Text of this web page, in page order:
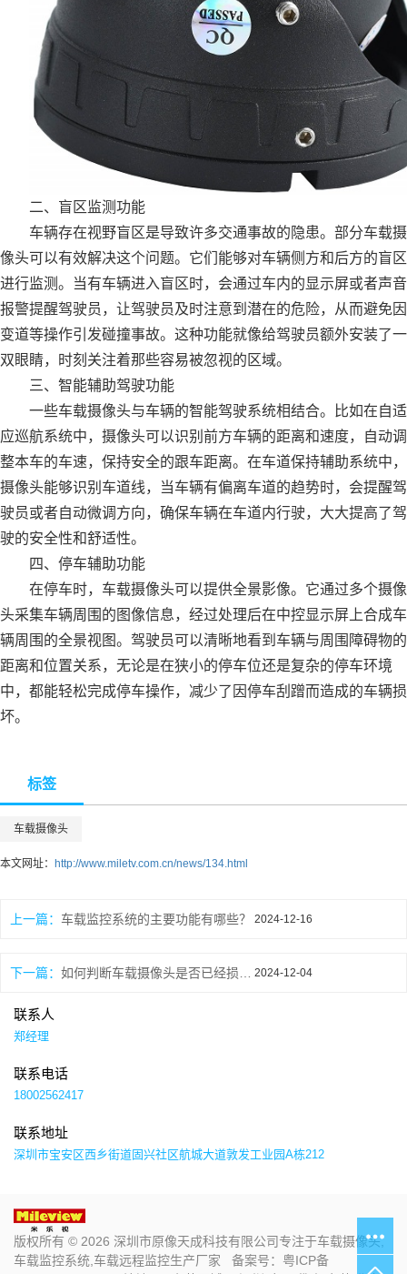
二、盲区监测功能
车辆存在视野盲区是导致许多交通事故的隐患。部分车载摄
像头可以有效解决这个问题。它们能够对车辆侧方和后方的盲区
进行监测。当有车辆进入盲区时，会通过车内的显示屏或者声音
报警提醒驾驶员，让驾驶员及时注意到潜在的危险，从而避免因
变道等操作引发碰撞事故。这种功能就像给驾驶员额外安装了一
双眼睛，时刻关注着那些容易被忽视的区域。
三、智能辅助驾驶功能
一些车载摄像头与车辆的智能驾驶系统相结合。比如在自适
应巡航系统中，摄像头可以识别前方车辆的距离和速度，自动调
整本车的车速，保持安全的跟车距离。在车道保持辅助系统中，
摄像头能够识别车道线，当车辆有偏离车道的趋势时，会提醒驾
驶员或者自动微调方向，确保车辆在车道内行驶，大大提高了驾
驶的安全性和舒适性。
四、停车辅助功能
在停车时，车载摄像头可以提供全景影像。它通过多个摄像
头采集车辆周围的图像信息，经过处理后在中控显示屏上合成车
辆周围的全景视图。驾驶员可以清晰地看到车辆与周围障碍物的
距离和位置关系，无论是在狭小的停车位还是复杂的停车环境
中，都能轻松完成停车操作，减少了因停车刮蹭而造成的车辆损
坏。
标签
车载摄像头
本文网址： http://www.miletv.com.cn/news/134.html
上一篇： 车载监控系统的主要功能有哪些？ 2024-12-16
下一篇： 2024-12-04
联系人
郑经理
联系电话
18002562417
联系地址
深圳市宝安区西乡街道固兴社区航城大道敦发工业园A栋212
版权所有 © 2026 深圳市原像天成科技有限公司专注于车载摄像头,
车载监控系统,车载远程监控生产厂家 备案号： 粤ICP备